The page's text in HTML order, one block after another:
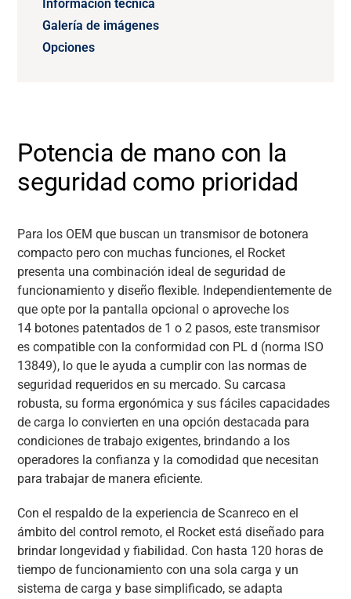
Potencia de mano con la
seguridad como prioridad
Para los OEM que buscan un transmisor de botonera
compacto pero con muchas funciones, el Rocket
presenta una combinación ideal de seguridad de
funcionamiento y diseño flexible. Independientemente de
que opte por la pantalla opcional o aproveche los
14 botones patentados de 1 o 2 pasos, este transmisor
es compatible con la conformidad con PL d (norma ISO
13849), lo que le ayuda a cumplir con las normas de
seguridad requeridos en su mercado. Su carcasa
robusta, su forma ergonómica y sus fáciles capacidades
de carga lo convierten en una opción destacada para
condiciones de trabajo exigentes, brindando a los
operadores la confianza y la comodidad que necesitan
para trabajar de manera eficiente.
Con el respaldo de la experiencia de Scanreco en el
ámbito del control remoto, el Rocket está diseñado para
brindar longevidad y fiabilidad. Con hasta 120 horas de
tiempo de funcionamiento con una sola carga y un
sistema de carga y base simplificado, se adapta
Información técnica
Galería de imágenes
Opciones